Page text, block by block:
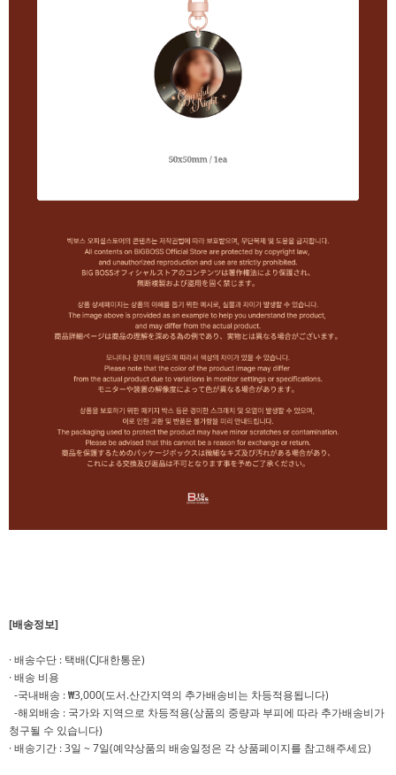
[배송정보]
· 배송수단 : 택배(CJ대한통운)
· 배송 비용
-국내배송 : ₩3,000(도서.산간지역의 추가배송비는 차등적용됩니다)
-해외배송 : 국가와 지역으로 차등적용(상품의 중량과 부피에 따라 추가배송비가
청구될 수 있습니다)
· 배송기간 : 3일 ~ 7일(예약상품의 배송일정은 각 상품페이지를 참고해주세요)